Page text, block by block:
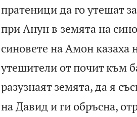
пратеници да го утешат
при Анун в земята на
синовете на Амон
утешители от почит към
разузнаят земята, да я
на Давид и ги обръсна,